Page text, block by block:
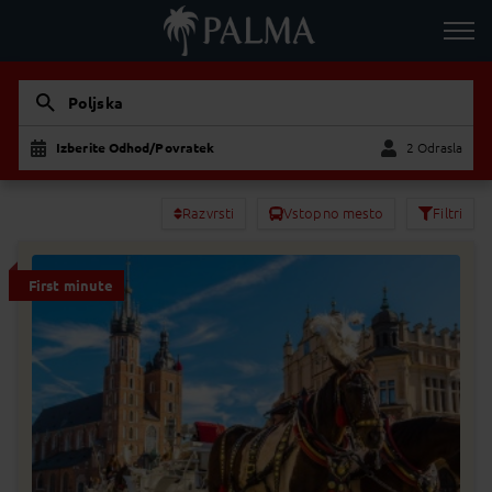
Poljska
Izberite Odhod/Povratek 2 Odrasla
Razvrsti Vstopno mesto Filtri
First minute